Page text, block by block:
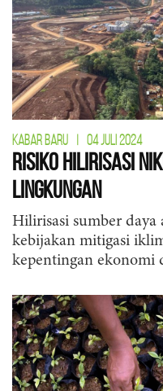
KABAR BARU 04 JULI 2024
Risiko Hilirisasi
Lingkungan
Hilirisasi sumber daya
kebijakan mitigasi
kepentingan ekonomi